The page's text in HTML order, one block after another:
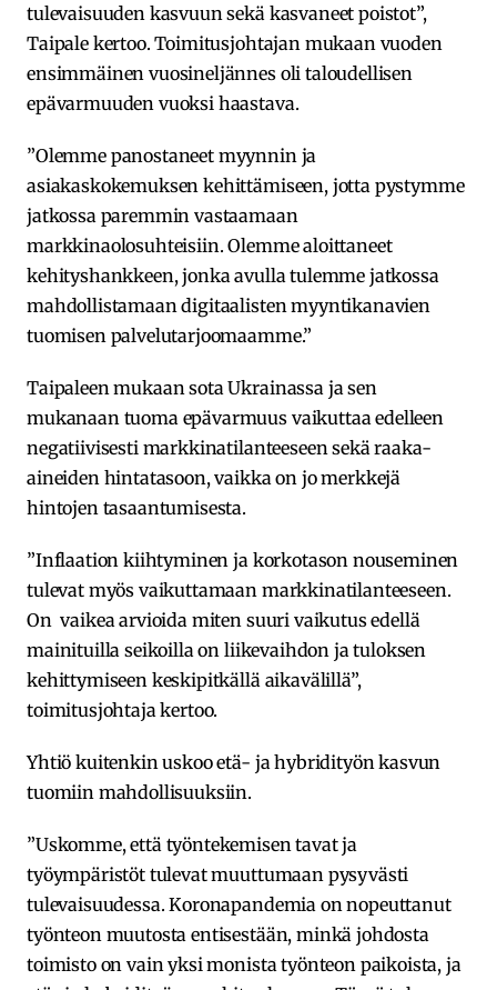
tulevaisuuden kasvuun sekä kasvaneet poistot”,
Taipale kertoo. Toimitusjohtajan mukaan vuoden
ensimmäinen vuosineljännes oli taloudellisen
epävarmuuden vuoksi haastava.
”Olemme panostaneet myynnin ja
asiakaskokemuksen kehittämiseen, jotta pystymme
jatkossa paremmin vastaamaan
markkinaolosuhteisiin. Olemme aloittaneet
kehityshankkeen, jonka avulla tulemme jatkossa
mahdollistamaan digitaalisten myyntikanavien
tuomisen palvelutarjoomaamme.”
Taipaleen mukaan sota Ukrainassa ja sen
mukanaan tuoma epävarmuus vaikuttaa edelleen
negatiivisesti markkinatilanteeseen sekä raaka-
aineiden hintatasoon, vaikka on jo merkkejä
hintojen tasaantumisesta.
”Inflaation kiihtyminen ja korkotason nouseminen
tulevat myös vaikuttamaan markkinatilanteeseen.
On vaikea arvioida miten suuri vaikutus edellä
mainituilla seikoilla on liikevaihdon ja tuloksen
kehittymiseen keskipitkällä aikavälillä”,
toimitusjohtaja kertoo.
Yhtiö kuitenkin uskoo etä- ja hybridityön kasvun
tuomiin mahdollisuuksiin.
”Uskomme, että työntekemisen tavat ja
työympäristöt tulevat muuttumaan pysyvästi
tulevaisuudessa. Koronapandemia on nopeuttanut
työnteon muutosta entisestään, minkä johdosta
toimisto on vain yksi monista työnteon paikoista, ja